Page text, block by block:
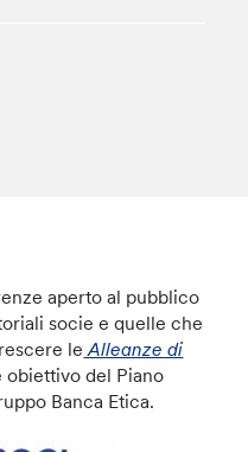
aperto al pubblico
socie e quelle che
le Alleanze di
del Piano
Banca Etica.